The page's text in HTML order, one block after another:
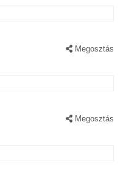
Megosztás
Megosztás